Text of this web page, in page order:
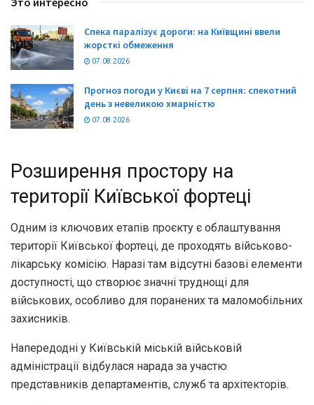
Спека паралізує дороги: на Київщині ввели
жорсткі обмеження
07.08.2026
Прогноз погоди у Києві на 7 серпня: спекотний
день з невеликою хмарністю
07.08.2026
Розширення простору на
території Київської фортеці
Одним із ключових етапів проєкту є облаштування
території Київської фортеці, де проходять військово-
лікарську комісію. Наразі там відсутні базові елементи
доступності, що створює значні труднощі для
військових, особливо для поранених та маломобільних
захисників.
Напередодні у Київській міській військовій
адміністрації відбулася нарада за участю
представників департаментів, служб та архітекторів.